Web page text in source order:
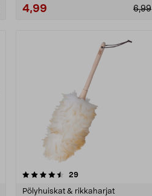
4,99 6,99
29arvostelut
Pölyhuiskat & rikkaharjat
4.5 viidestä